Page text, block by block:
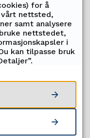
i
for å
nettsted,
samt analysere
nettstedet,
i
kan tilpasse bruk